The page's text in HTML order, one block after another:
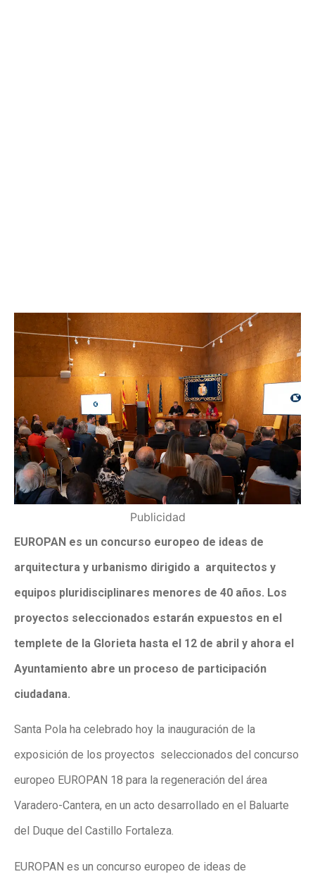
Publicidad
EUROPAN es un concurso europeo de ideas de
arquitectura y urbanismo dirigido a arquitectos y
equipos pluridisciplinares menores de 40 años. Los
proyectos seleccionados estarán expuestos en el
templete de la Glorieta hasta el 12 de abril y ahora el
Ayuntamiento abre un proceso de participación
ciudadana.
Santa Pola ha celebrado hoy la inauguración de la
exposición de los proyectos seleccionados del concurso
europeo EUROPAN 18 para la regeneración del área
Varadero-Cantera, en un acto desarrollado en el Baluarte
del Duque del Castillo Fortaleza.
EUROPAN es un concurso europeo de ideas de